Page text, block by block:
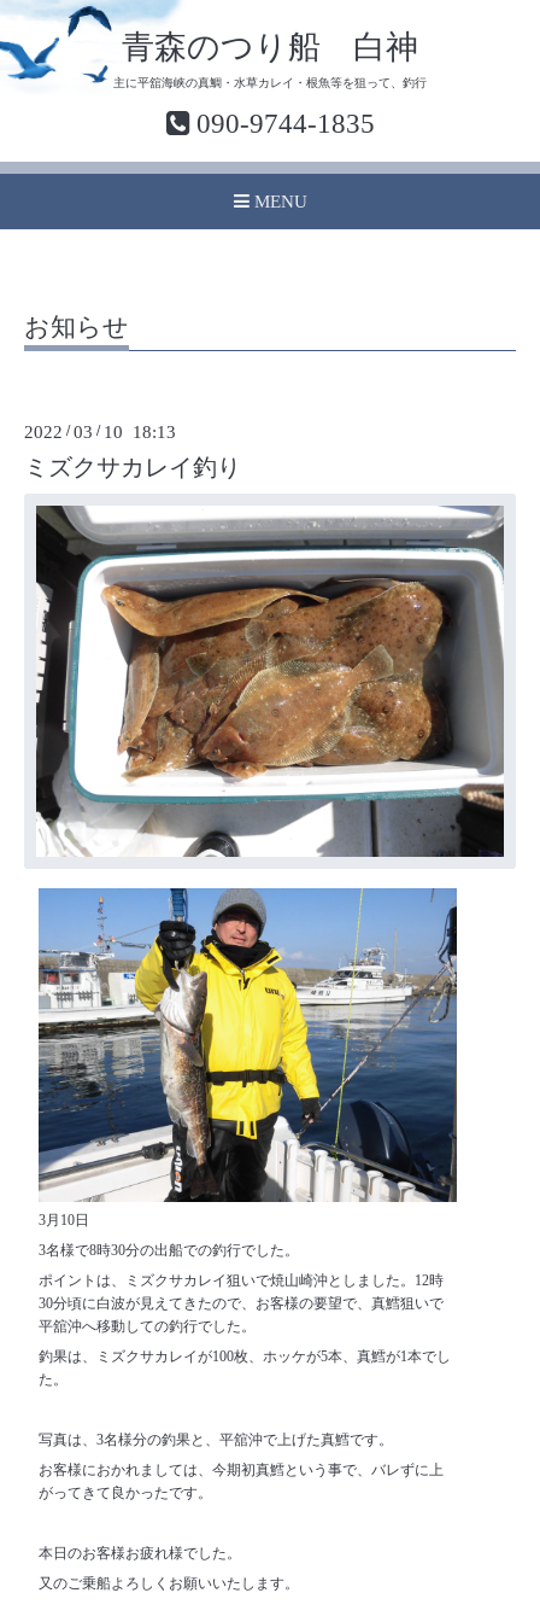
青森のつり船 白神
主に平舘海峡の真鯛・水草カレイ・根魚等を狙って、釣行
090-9744-1835
MENU
お知らせ
2022 /03 / 10 18:13
ミズクサカレイ釣り
3月10日
3名様で8時30分の出船での釣行でした。
ポイントは、ミズクサカレイ狙いで焼山崎沖としました。12時
30分頃に白波が見えてきたので、お客様の要望で、真鱈狙いで
平舘沖へ移動しての釣行でした。
釣果は、ミズクサカレイが100枚、ホッケが5本、真鱈が1本でし
た。
写真は、3名様分の釣果と、平舘沖で上げた真鱈です。
お客様におかれましては、今期初真鱈という事で、バレずに上
がってきて良かったです。
本日のお客様お疲れ様でした。
又のご乗船よろしくお願いいたします。